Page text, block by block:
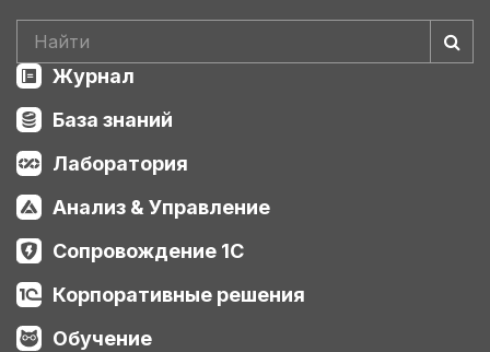
Журнал
База знаний
Лаборатория
Анализ & Управление
Сопровождение 1С
Корпоративные решения
Обучение